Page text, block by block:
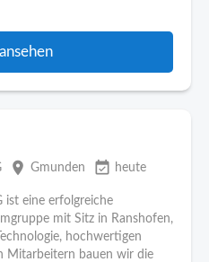
place Gmunden event_available heute
ist eine erfolgreiche
mit Sitz in Ranshofen,
hochwertigen
Mitarbeitern bauen wir die